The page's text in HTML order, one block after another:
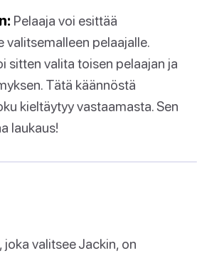
Pelaaja voi esittää
valitsemalleen pelaajalle.
sitten valita toisen pelaajan ja
Tätä käännöstä
kieltäytyy vastaamasta. Sen
laukaus!
joka valitsee Jackin, on